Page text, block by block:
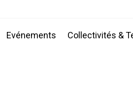
Evénements Collectivités &